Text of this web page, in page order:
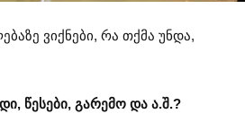
ვიქნები, რა თქმა უნდა,
წესები, გარემო და ა.შ.?